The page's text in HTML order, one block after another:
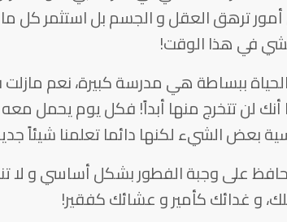
ترهق العقل و الجسم بل استثمر كل
في هذا الوقت!
ببساطة هي مدرسة كبيرة، نعم مازلت
أنك لن تتخرج منها أبداً! فكل يوم يحمل
بعض الشيء لكنها دائما تعلمنا شيئاً
حافظ على وجبة الفطور بشكل أساسي و لا
و غدائك كأمير و عشائك كفقير!